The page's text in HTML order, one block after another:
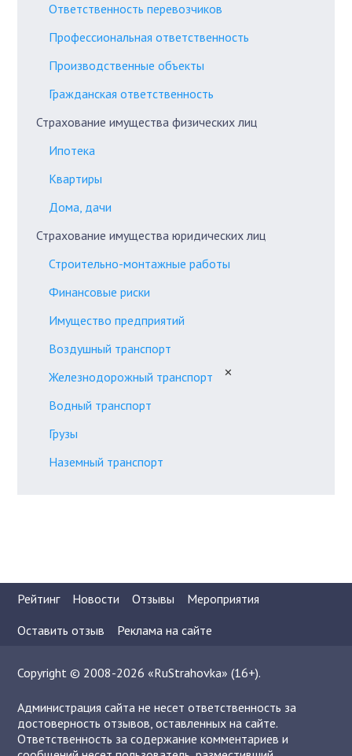
Ответственность перевозчиков
Профессиональная ответственность
Производственные объекты
Гражданская ответственность
Страхование имущества физических лиц
Ипотека
Квартиры
Дома, дачи
Страхование имущества юридических лиц
Строительно-монтажные работы
Финансовые риски
Имущество предприятий
Воздушный транспорт
Железнодорожный транспорт
✕
Водный транспорт
Грузы
Наземный транспорт
Рейтинг Новости Отзывы
Мероприятия
Оставить отзыв
Реклама на сайте
Copyright © 2008-2026 «RuStrahovka» (16+).
Администрация сайта не несет ответственность за
достоверность отзывов, оставленных на сайте.
Ответственность за содержание комментариев и